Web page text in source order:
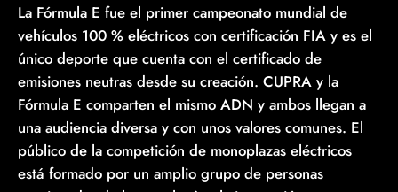
La Fórmula E fue el primer campeonato mundial de
vehículos 100 % eléctricos con certificación FIA y es el
único deporte que cuenta con el certificado de
emisiones neutras desde su creación. CUPRA y la
Fórmula E comparten el mismo ADN y ambos llegan a
una audiencia diversa y con unos valores comunes. El
público de la competición de monoplazas eléctricos
está formado por un amplio grupo de personas